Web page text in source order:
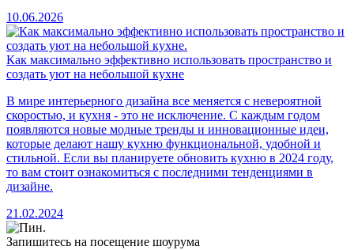
10.06.2026
Как максимально эффективно использовать пространство и
создать уют на небольшой кухне
В мире интерьерного дизайна все меняется с невероятной
скоростью, и кухня - это не исключение. С каждым годом
появляются новые модные тренды и инновационные идеи,
которые делают нашу кухню функциональной, удобной и
стильной. Если вы планируете обновить кухню в 2024 году,
то вам стоит ознакомиться с последними тенденциями в
дизайне.
21.02.2024
Запишитесь на посещение шоурума